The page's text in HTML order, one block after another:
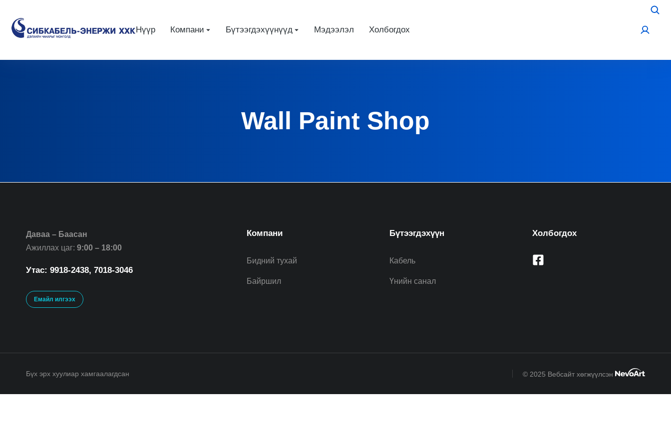
Нүүр Компани Бүтээгдэхүүнүүд Мэдээлэл Холбогдох
Wall Paint Shop
Даваа – Баасан
Ажиллах цаг: 9:00 – 18:00
Утас: 9918-2438, 7018-3046
Емайл илгээх
Компани
Бидний тухай
Байршил
Бүтээгдэхүүн
Кабель
Үнийн санал
Холбогдох
Бүх эрх хуулиар хамгаалагдсан © 2025 Вебсайт хөгжүүлсэн